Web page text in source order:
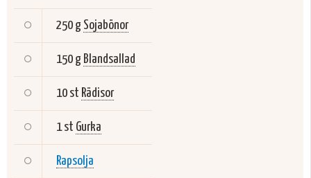
250 g Sojabönor
150 g Blandsallad
10 st Rädisor
1 st Gurka
Rapsolja